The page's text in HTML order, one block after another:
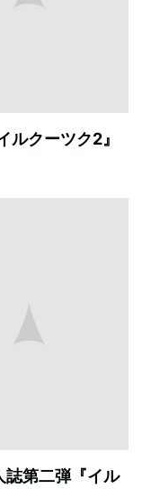
ルクーツク2』
誌第二弾『イル